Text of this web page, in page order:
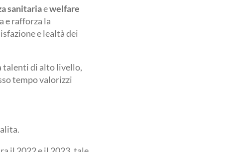
sanitariaewelfare
e rafforza la
e lealtà dei
talenti di alto livello,
tempo valorizzi